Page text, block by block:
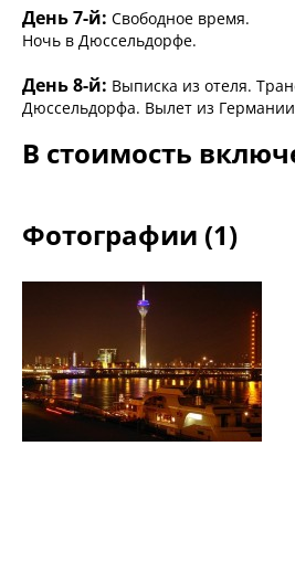
День 7-й: Свободное время.
Ночь в Дюссельдорфе.
День 8-й: Выписка из отеля.
Дюссельдорфа. Вылет из
В стоимость
Фотографии (1)